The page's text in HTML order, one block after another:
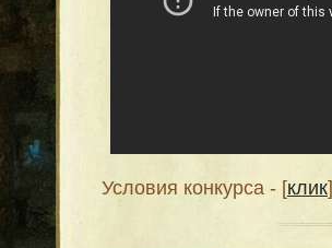
Условия конкурса - [клик]